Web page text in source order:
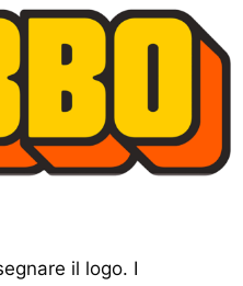
il logo. I